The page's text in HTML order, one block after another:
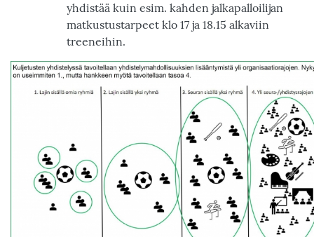
yhdistää kuin esim. kahden jalkapalloilijan
matkustustarpeet klo 17 ja 18.15 alkaviin
treeneihin.
Kuva